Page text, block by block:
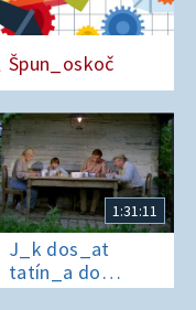
Špun_oskoč
1:31:11
J_k dos_at
tatín_a do
polepš_vny